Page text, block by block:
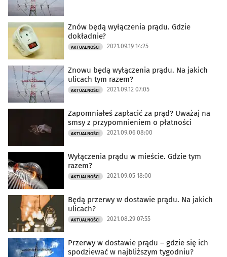
Znów będą wyłączenia prądu. Gdzie
dokładnie?
AKTUALNOŚCI 2021.09.19 14:25
Znowu będą wyłączenia prądu. Na jakich
ulicach tym razem?
AKTUALNOŚCI 2021.09.12 07:05
Zapomniałeś zapłacić za prąd? Uważaj na
smsy z przypomnieniem o płatności
AKTUALNOŚCI 2021.09.06 08:00
Wyłączenia prądu w mieście. Gdzie tym
razem?
AKTUALNOŚCI 2021.09.05 18:00
Będą przerwy w dostawie prądu. Na jakich
ulicach?
AKTUALNOŚCI 2021.08.29 07:55
Przerwy w dostawie prądu – gdzie się ich
spodziewać w najbliższym tygodniu?